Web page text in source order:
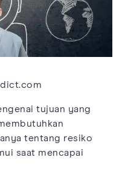
tujuan yang
tentang resiko
saat mencapai